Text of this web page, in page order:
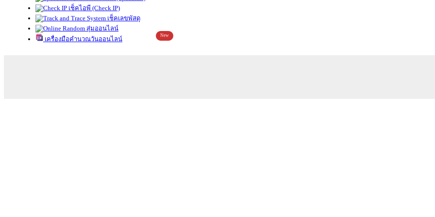
เช็คไอพี (Check IP)
เช็คเลขพัสดุ
สุ่มออนไลน์
เครื่องมือคำนวณวันออนไลน์
New